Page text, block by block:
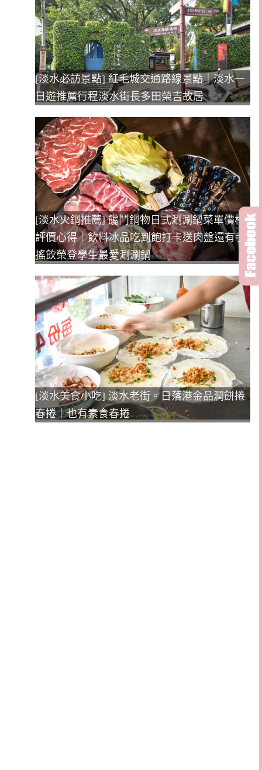
[淡水必訪景點] 紅毛城交通路線景點｜淡水一
日遊推薦行程淡水街長多田榮吉故居
[淡水火鍋推薦] 饞鬥鍋物日式涮涮鍋菜單價格
評價心得｜飲料冰品吃到飽打卡送肉盤還有手
搖飲榮登學生最愛涮涮鍋
[淡水美食小吃] 淡水老街。日落港金品潤餅捲
春捲｜也有素食春捲